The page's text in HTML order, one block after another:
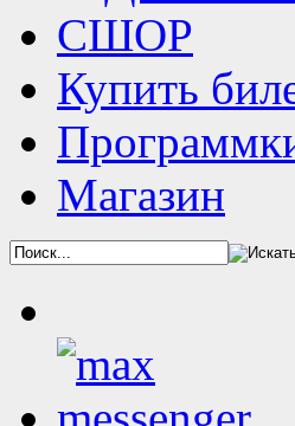
СШОР
Купить
Магазин